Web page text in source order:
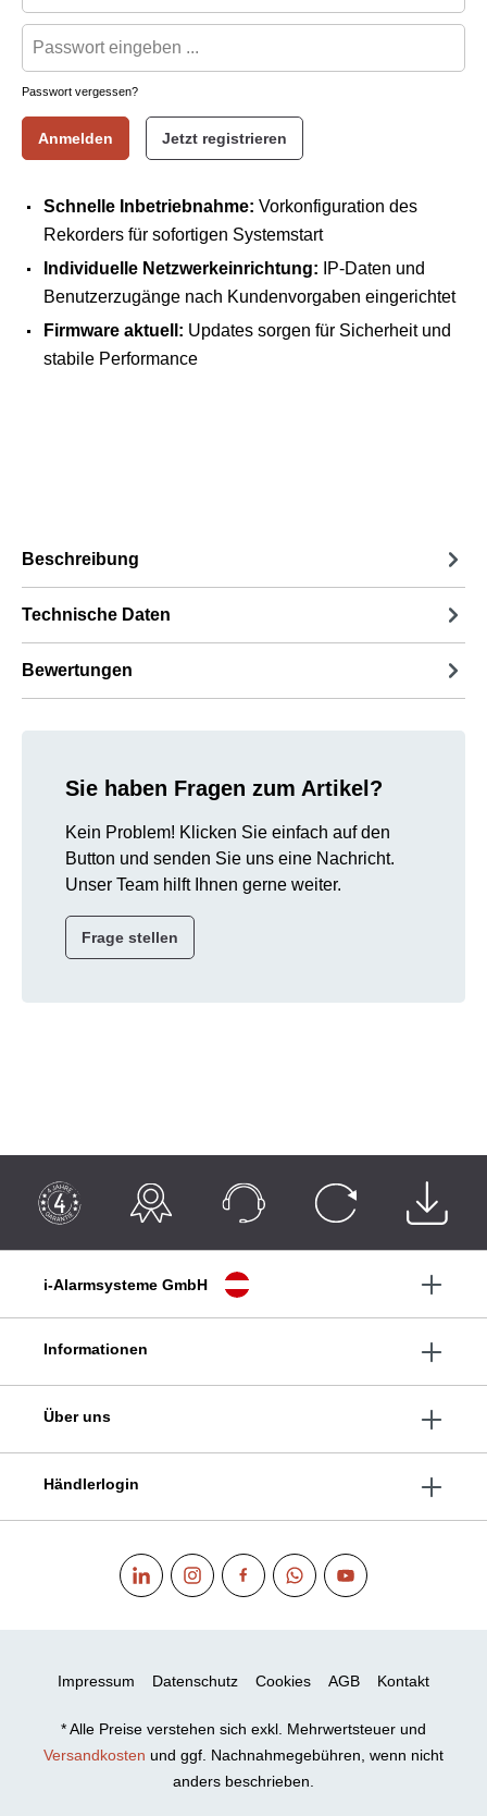
Passwort vergessen?
Anmelden Jetzt registrieren
Schnelle Inbetriebnahme: Vorkonfiguration des
Rekorders für sofortigen Systemstart
Individuelle Netzwerkeinrichtung: IP-Daten und
Benutzerzugänge nach Kundenvorgaben eingerichtet
Firmware aktuell: Updates sorgen für Sicherheit und
stabile Performance
Beschreibung
Technische Daten
Bewertungen
Sie haben Fragen zum Artikel?
Kein Problem! Klicken Sie einfach auf den
Button und senden Sie uns eine Nachricht.
Unser Team hilft Ihnen gerne weiter.
Frage stellen
i-Alarmsysteme GmbH
Informationen
Über uns
Händlerlogin
Impressum Datenschutz Cookies AGB Kontakt
* Alle Preise verstehen sich exkl. Mehrwertsteuer und
Versandkosten und ggf. Nachnahmegebühren, wenn nicht
anders beschrieben.